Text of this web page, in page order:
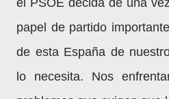
el PSOE decida de una
papel de partido
de esta España de
lo necesita. Nos